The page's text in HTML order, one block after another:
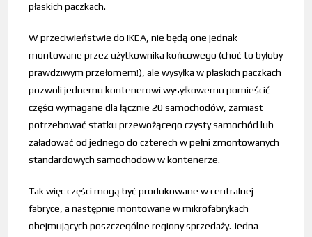
płaskich paczkach.
W przeciwieństwie do IKEA, nie będą one jednak
montowane przez użytkownika końcowego (choć to byłoby
prawdziwym przełomem!), ale wysyłka w płaskich paczkach
pozwoli jednemu kontenerowi wysyłkowemu pomieścić
części wymagane dla łącznie 20 samochodów, zamiast
potrzebować statku przewożącego czysty samochód lub
załadować od jednego do czterech w pełni zmontowanych
standardowych samochodow w kontenerze.
Tak więc części mogą być produkowane w centralnej
fabryce, a następnie montowane w mikrofabrykach
obejmujących poszczególne regiony sprzedaży. Jedna